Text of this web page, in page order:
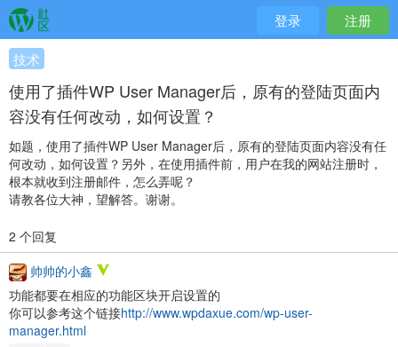
登录 注册
技术
使用了插件WP User Manager后，原有的登陆页面内
容没有任何改动，如何设置？
如题，使用了插件WP User Manager后，原有的登陆页面内容没有任
何改动，如何设置？另外，在使用插件前，用户在我的网站注册时，
根本就收到注册邮件，怎么弄呢？
请教各位大神，望解答。谢谢。
2 个回复
帅帅的小鑫
功能都要在相应的功能区块开启设置的
你可以参考这个链接http://www.wpdaxue.com/wp-user-
manager.html